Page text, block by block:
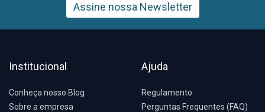
Assine nossa Newsletter
Institucional
Conheça nosso Blog
Sobre a empresa
Ajuda
Regulamento
Perguntas Frequentes (FAQ)